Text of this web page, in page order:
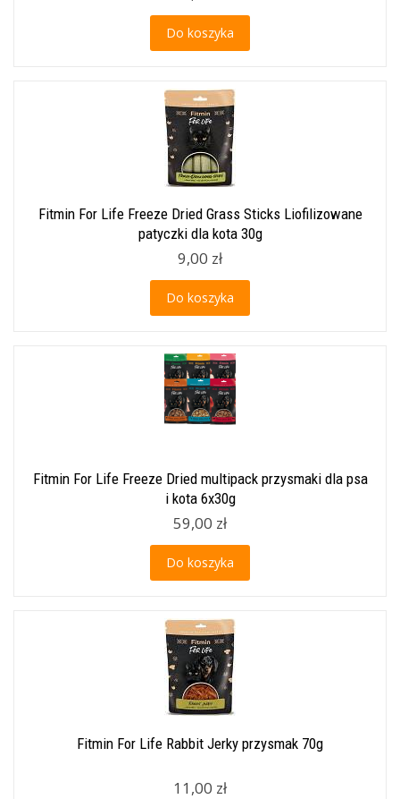
Do koszyka
Fitmin For Life Freeze Dried Grass Sticks Liofilizowane
patyczki dla kota 30g
9,00 zł
Do koszyka
Fitmin For Life Freeze Dried multipack przysmaki dla psa
i kota 6x30g
59,00 zł
Do koszyka
Fitmin For Life Rabbit Jerky przysmak 70g
11,00 zł